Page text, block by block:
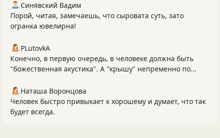
Синявский Вадим
Порой, читая, замечаешь, что сыровата суть, зато
огранка ювелирна!
PLutоvkА
Конечно, в первую очередь, в человеке должна быть
"божественная акустика". А "крышу" непременно по...
Наташа Воронцова
Человек быстро привыкает к хорошему и думает, что так
будет всегда.